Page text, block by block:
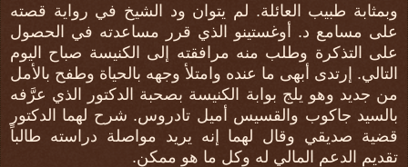
وبمثابة طبيب العائلة. لم يتوان ود الشيخ في رواية قصته
على مسامع د. أوغستينو الذي قرر مساعدته في الحصول
على التذكرة وطلب منه مرافقته إلى الكنيسة صباح اليوم
التالي. إرتدى أبهى ما عنده وامتلأ وجهه بالحياة وطفح بالأمل
من جديد وهو يلج بوابة الكنيسة بصحبة الدكتور الذي عرَّفه
بالسيد جاكوب والقسيس أميل تادروس. شرح لهما الدكتور
قضية صديقي وقال لهما إنه يريد مواصلة دراسته طالباً
تقديم الدعم المالي له وكل ما هو ممكن.